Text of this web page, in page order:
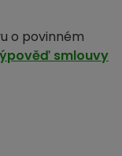
o povinném
smlouvy